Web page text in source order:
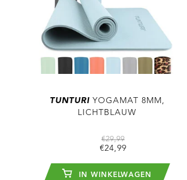
TUNTURIYOGAMAT 8MM,
LICHTBLAUW
€29,99
€24,99
IN WINKELWAGEN